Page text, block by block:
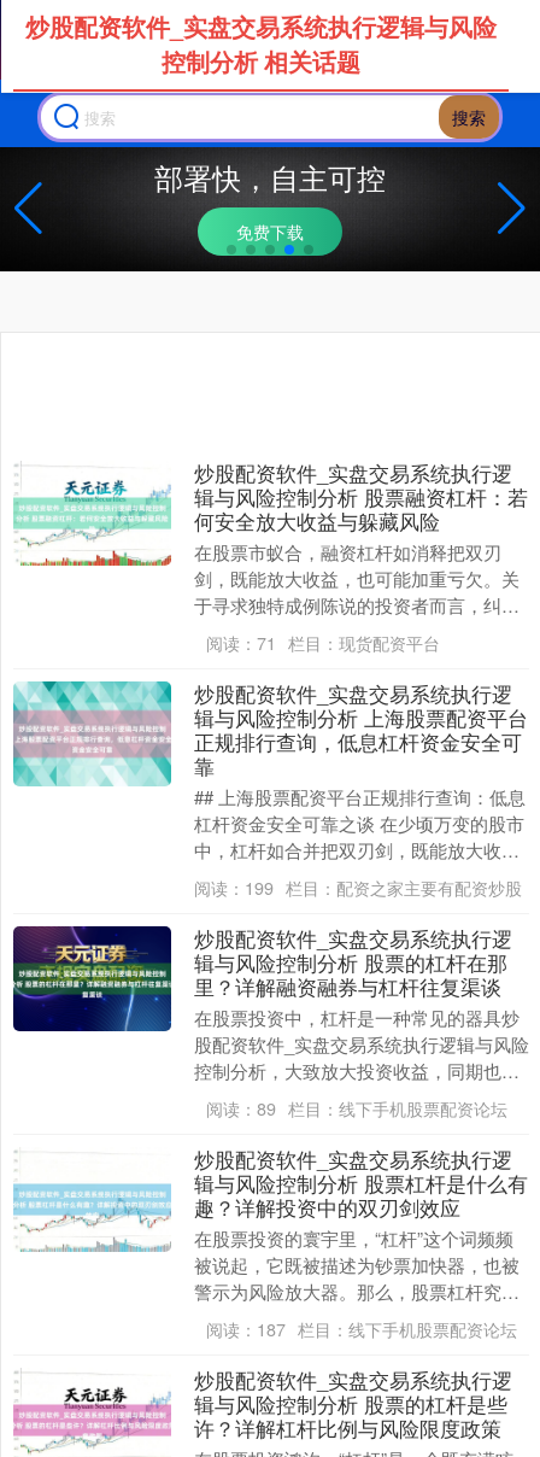
搜索
部署快，自主可控
免费下载
炒股配资软件_实盘交易系统执行逻辑与风险
控制分析 相关话题
炒股配资软件_实盘交易系统执行逻
辑与风险控制分析 股票融资杠杆：若
何安全放大收益与躲藏风险
在股票市蚁合，融资杠杆如消释把双刃
剑，既能放大收益，也可能加重亏欠。关
于寻求独特成例陈说的投资者而言，纠合
并安全哄骗杠杆，是进阶投资的关节一
步。 **一、 杠杆....
阅读： 71 栏目： 现货配资平台
炒股配资软件_实盘交易系统执行逻
辑与风险控制分析 上海股票配资平台
正规排行查询，低息杠杆资金安全可
靠
## 上海股票配资平台正规排行查询：低息
杠杆资金安全可靠之谈 在少顷万变的股市
中，杠杆如合并把双刃剑，既能放大收
益，也可能加重风险。对于上海这座金融
中心的投资者....
阅读： 199 栏目： 配资之家主要有配资炒股
炒股配资软件_实盘交易系统执行逻
辑与风险控制分析 股票的杠杆在那
里？详解融资融券与杠杆往复渠谈
在股票投资中，杠杆是一种常见的器具炒
股配资软件_实盘交易系统执行逻辑与风险
控制分析，大致放大投资收益，同期也伴
跟着更高的风险。好多投资者但愿通过杠
杆杀青“以小博....
阅读： 89 栏目： 线下手机股票配资论坛
炒股配资软件_实盘交易系统执行逻
辑与风险控制分析 股票杠杆是什么有
趣？详解投资中的双刃剑效应
在股票投资的寰宇里，“杠杆”这个词频频
被说起，它既被描述为钞票加快器，也被
警示为风险放大器。那么，股票杠杆究竟
是什么有趣？它如安在投资者的账户中献
艺一幕幕悲笑剧....
阅读： 187 栏目： 线下手机股票配资论坛
炒股配资软件_实盘交易系统执行逻
辑与风险控制分析 股票的杠杆是些
许？详解杠杆比例与风险限度政策